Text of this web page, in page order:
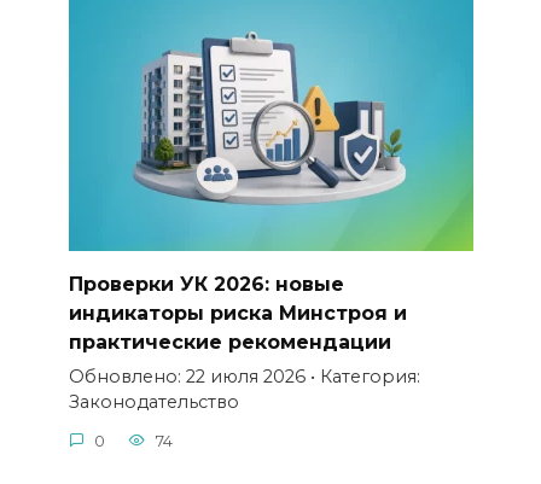
Проверки УК 2026: новые
индикаторы риска Минстроя и
практические рекомендации
Обновлено: 22 июля 2026 • Категория:
Законодательство
0 74